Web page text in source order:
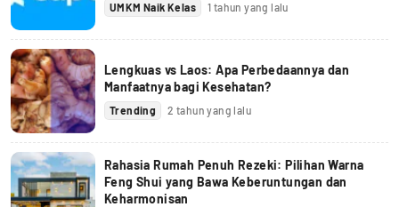
UMKM Naik Kelas 1 tahun yang lalu
Lengkuas vs Laos: Apa Perbedaannya dan
Manfaatnya bagi Kesehatan?
Trending 2 tahun yang lalu
Rahasia Rumah Penuh Rezeki: Pilihan Warna
Feng Shui yang Bawa Keberuntungan dan
Keharmonisan